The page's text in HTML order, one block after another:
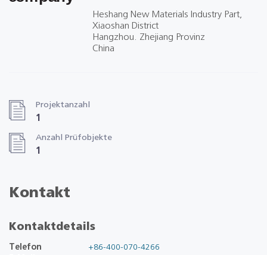
Heshang New Materials Industry Part,
Xiaoshan District
Hangzhou. Zhejiang Provinz
China
Projektanzahl
1
Anzahl Prüfobjekte
1
Kontakt
Kontaktdetails
Telefon
+86-400-070-4266